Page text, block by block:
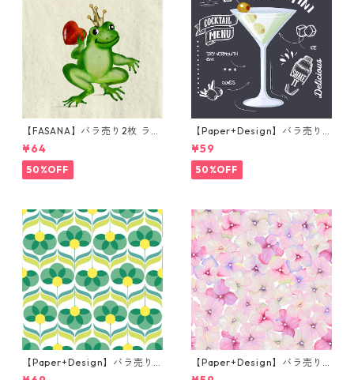
【FASANA】バラ売り2枚 ラン
チサイズ ペーパーナプキン Fr
og prince ナチュラル
¥64
50%OFF
【Paper+Design】バラ売り2
枚 カクテルサイズ ペーパーナ
プキン Martini ブラック
¥59
50%OFF
【Paper+Design】バラ売り2
枚 ランチサイズ ペーパーナプ
【Paper+Design】バラ売り2
枚 カクテルサイズ ペーパーナ